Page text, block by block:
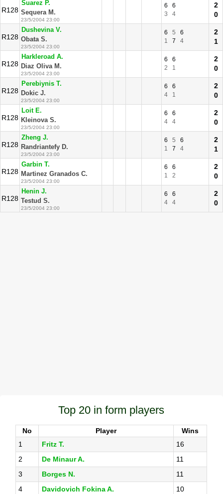
R128
Suarez P.
Sequera M.
23/5/2004 23:00
6
6
3
4
2
0
R128
Dushevina V.
Obata S.
23/5/2004 23:00
6 5
6
1
7 4
2
1
R128
Harkleroad A.
Diaz Oliva M.
23/5/2004 23:00
6
6
2
1
2
0
R128
Perebiynis T.
Dokic J.
23/5/2004 23:00
6
6
4
1
2
0
R128
Loit E.
Kleinova S.
23/5/2004 23:00
6
6
4
4
2
0
R128
Zheng J.
Randriantefy D.
23/5/2004 23:00
6 5
6
1
7 4
2
1
R128
Garbin T.
Martinez Granados C.
23/5/2004 23:00
6
6
1
2
2
0
R128
Henin J.
Testud S.
23/5/2004 23:00
6
6
4
4
2
0
Top 20 in form players
No Player
Wins
1
Fritz T.
16
2
De Minaur A.
11
3
Borges N.
11
4
Davidovich Fokina A.
10